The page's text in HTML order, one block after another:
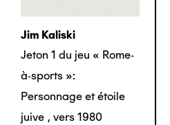
Jim Kaliski
Jeton 1 du jeu « Rome-
à-sports »:
Personnage et étoile
juive , vers 1980